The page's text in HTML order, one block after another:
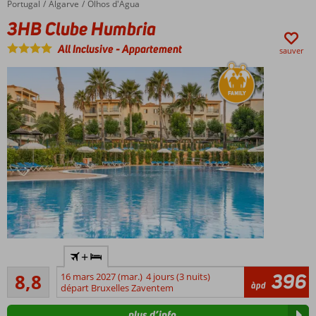
Petit-
également
possible
Accueil
Portugal Algarve Olhos d'Agua
3HB Clube Humbria
3HB Clube Humbria
All Inclusive-Appartement sauver
les
familles
Parc
8,8Recommandé
14
commentaires
+
16 mars 2027 (mar.) 4 jours (3 nuits)
départ Bruxelles Zaventem
àpd 396